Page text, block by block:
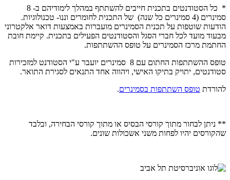
* כל הסטודנטים בתכנית חייבים להשתתף במהלך לימודיהם ב- 8
סמינרים (4 סמינרים כל שנה) של התכנית לחומרים וננו- טכנולוגיות.
הודעות שוטפות על תכנית הסמינרים מועברות באמצעות דואר אלקטרוני
מבעוד מועד לכל חברי הסגל והסטודנטים הפעילים בתכנית. קיימת חובת
החתמת מרכז הסמינרים על טופס ההשתתפות.
טופס ההשתתפות החתום עם 8 סמינרים יועבר ע"י הסטודנט למזכירות
סטודנטים, יתויק בתיקו האישי, ויהווה אחד התנאים לסגירת התואר.
להורדת טופס השתתפות בסמינרים.
** ניתן לבחור מתוך קורסי הבסיס או מתוך קורסי הבחירה, ובלבד
שהקורסים יהיו לפחות משני אשכולות שונים.